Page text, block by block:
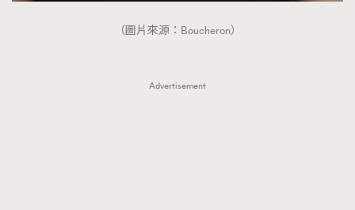
（圖片來源：Boucheron）
Advertisement